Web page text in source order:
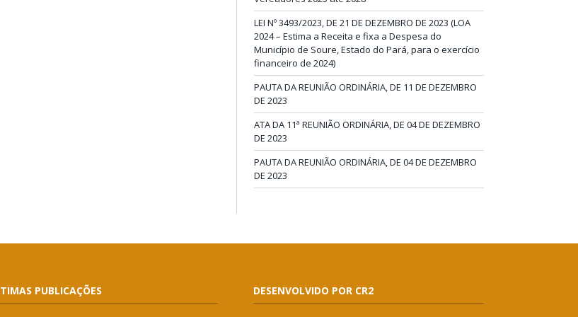
LEI Nº 3493/2023, DE 21 DE DEZEMBRO DE 2023 (LOA
2024 – Estima a Receita e fixa a Despesa do
Município de Soure, Estado do Pará, para o exercício
financeiro de 2024)
PAUTA DA REUNIÃO ORDINÁRIA, DE 11 DE DEZEMBRO
DE 2023
ATA DA 11ª REUNIÃO ORDINÁRIA, DE 04 DE DEZEMBRO
DE 2023
PAUTA DA REUNIÃO ORDINÁRIA, DE 04 DE DEZEMBRO
DE 2023
PUBLICAÇÕES DESENVOLVIDO POR CR2